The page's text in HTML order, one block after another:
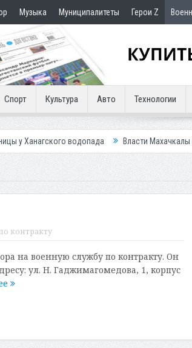
Музыка Муниципалитеты Герои Z
Спорт Культура Авто Технологии
водопада Власти Махачкалы планирует
контракту
на военную службу по контракту. Он
ул. Н. Гаджи­магомедова, 1, корпус